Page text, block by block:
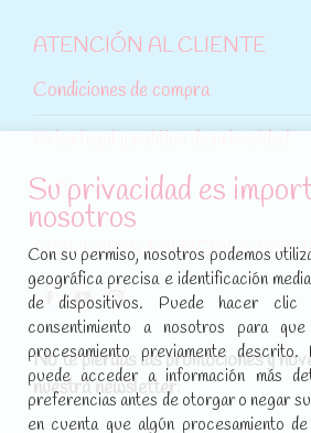
ATENCIÓN AL CLIENTE
Condiciones de compra
Aviso legal y política de privacidad
Política de cookies
SÍGUENOS EN REDES
Encuéntranos en:
Facebook
page
opens
in
new
YouTube
page
opens
in
new
Instagram
page
opens
in
new
No te pierdas las promociones y
nuestra newsletter:
Su privacidad es
nosotros
Con su permiso, nosotros podemos
geográfica precisa e identificación
de dispositivos. Puede hacer clic
consentimiento a nosotros para
procesamiento previamente
puede acceder a información más
preferencias antes de otorgar o negar
en cuenta que algún procesamiento